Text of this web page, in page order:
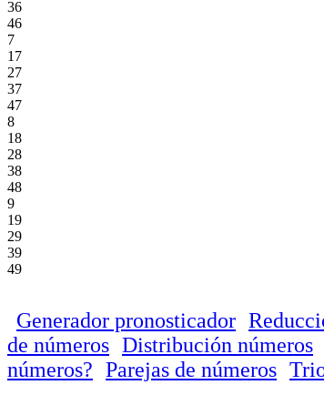
36
46
7
17
27
37
47
8
18
28
38
48
9
19
29
39
49
Generador pronosticador
de números Distribución números
números? Parejas de números